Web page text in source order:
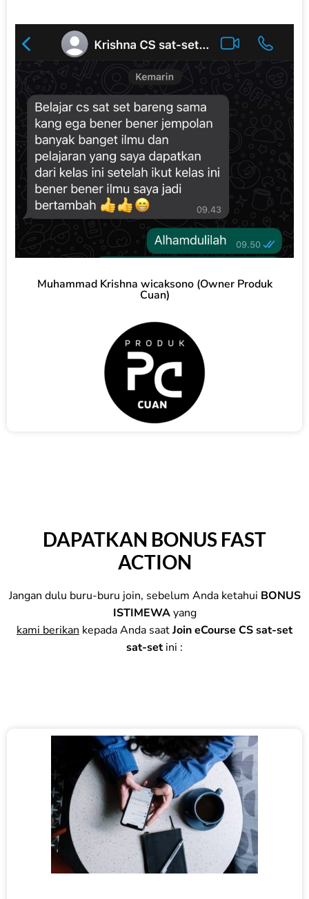
Muhammad Krishna wicaksono (Owner Produk
Cuan)
DAPATKAN BONUS FAST
ACTION
Jangan dulu buru-buru join, sebelum Anda ketahui BONUS
ISTIMEWAyang
kami berikan kepada Anda saatJoin eCourse CS sat-set
sat-setini :